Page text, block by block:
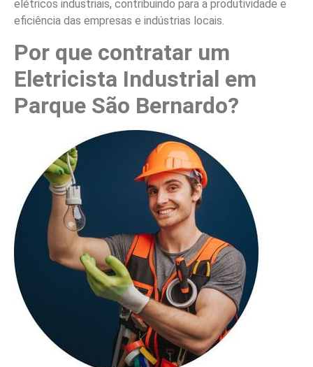
elétricos industriais, contribuindo para a produtividade e
eficiência das empresas e indústrias locais.
Por que contratar um
Eletricista Industrial em
Parque São Bernardo?